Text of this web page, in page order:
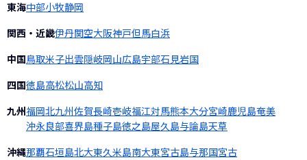
東海中部小牧静岡
関西・近畿伊丹関空大阪神戸但馬白浜
中国鳥取米子出雲隠岐岡山広島宇部石見岩国
四国徳島高松松山高知
九州福岡北九州佐賀長崎壱岐福江対馬熊本大分宮崎鹿児島奄美
沖永良部喜界島種子島徳之島屋久島与論島天草
沖縄那覇石垣島北大東久米島南大東宮古島与那国宮古